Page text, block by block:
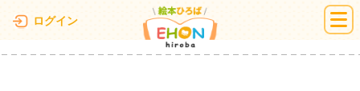
ログイン 絵本ひろば